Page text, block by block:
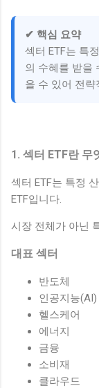
✔ 핵심 요약
섹터 ETF는 특
의 수혜를 받을
을 수 있어 전략
1. 섹터 ETF란 무
섹터 ETF는 특정
ETF입니다.
시장 전체가 아닌
대표 섹터
반도체
인공지능(AI)
헬스케어
에너지
금융
소비재
클라우드